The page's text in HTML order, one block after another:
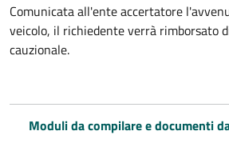
Comunicata all'ente accertatore
veicolo, il richiedente verrà rimborsato
cauzionale.
Moduli da compilare e documenti